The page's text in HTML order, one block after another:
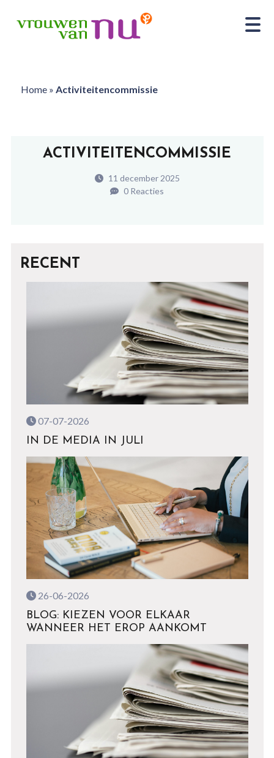
Home» Activiteitencommissie
ACTIVITEITENCOMMISSIE
11 december 2025
0 Reacties
RECENT
07-07-2026
IN DE MEDIA IN JULI
26-06-2026
BLOG: KIEZEN VOOR ELKAAR
WANNEER HET EROP AANKOMT